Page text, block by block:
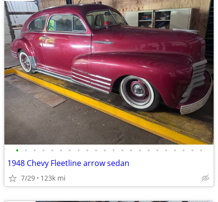
• • • • • • • • • • • • • • • • • • • • • •
1948 Chevy Fleetline arrow sedan
7/29 123k mi